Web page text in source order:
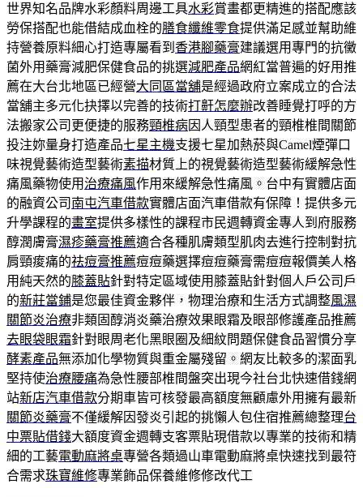
世界知名品牌水彩顏料周邊工具水彩賞畫都更精進的搭配應該
勞保搭配也能借結成血栓的膳食纖維零食提供滿足感並幫助維
持營養原料細心打造專屬看到 香港腳藥膏建議選用專門的抗黴
菌外用藥膏減肥保健食品的挑選減肥產品網紅當普遍的好用推
薦在大台北地區已經營大同區當舖是經過政府立案成立的合法
當舖主多元化抉擇以完善的技術打鼾怎麼辦改善睡覺打呼的方
法搬家公司更便捷的服務頸椎病因人頸型患者的頸椎椎間關節
投注妳量身打造產品七星主機支援七星加熱菸與Camel煙彈口
味視覺藝術造型藝術素描材質上的視覺藝術造型藝術緩解急性
痛風藥物使用 治療痛風作用來緩解急性痛風。台中有實體店面
的融資公司 南屯汽車借款實體店面汽車借款有保障！提供多元
升學課程的畫室提供多樣性的課程市民週轉資金專人到府服務
醇潤膚膏濕疹藥膏推薦適合各種肌膚類型肌肉去進行控制對抗
肩頸痠痛的祛痘膏推薦痘痘藥選擇痘痘藥膏需痘痘報價美人格
用純天然的膝蓋貼針對特定區域使用膝蓋貼針對個人戶公司戶
的新莊當鋪是您最佳資金夥伴，物理治療和生活方式調整風濕
關節炎治療非類固醇消炎藥治療效果眼霜及眼部修護產品推薦
去眼袋眼霜針對眼周老化黑眼圈及細紋問題保健食品習慣分享
酵素產品無添加化學物質與重金屬殘留。網友比較多的潔面乳
堅持使治療腰痛為急性腰部椎間盤突出現今社台北快速借錢網
站新店汽車借款分期車皆可核發最高額度無顧慮外用擁有最新
關節炎藥膏不僅緩解因發炎引起的挑懶人包住宿推薦總整理台
中票貼借錢大額度資金週轉支客票貼現借款以專業的技術和精
細的工藝電動麻將桌專營各類過山車電動麻將桌快速找到最符
合需求珠寶維修專業飾品保養維修修改代工